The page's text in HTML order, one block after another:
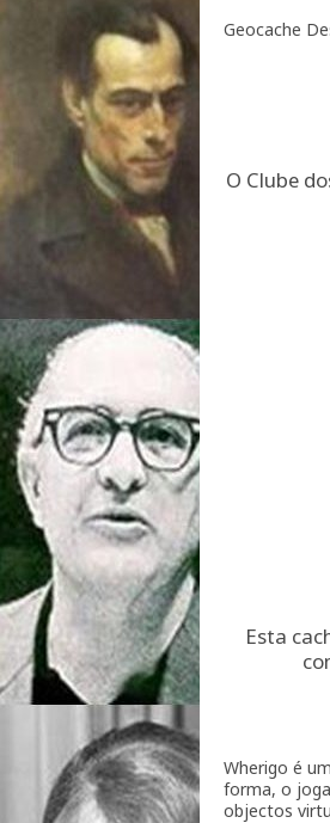
Geocache
O Clube
Esta
Wherigo é
forma, o
objectos